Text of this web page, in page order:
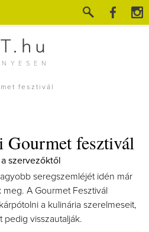
fesztivál
Gourmet fesztivál
szervezőktől
seregszemléjét idén már
A Gourmet Fesztivál
a kulinária szerelmeseit,
pedig visszautalják.